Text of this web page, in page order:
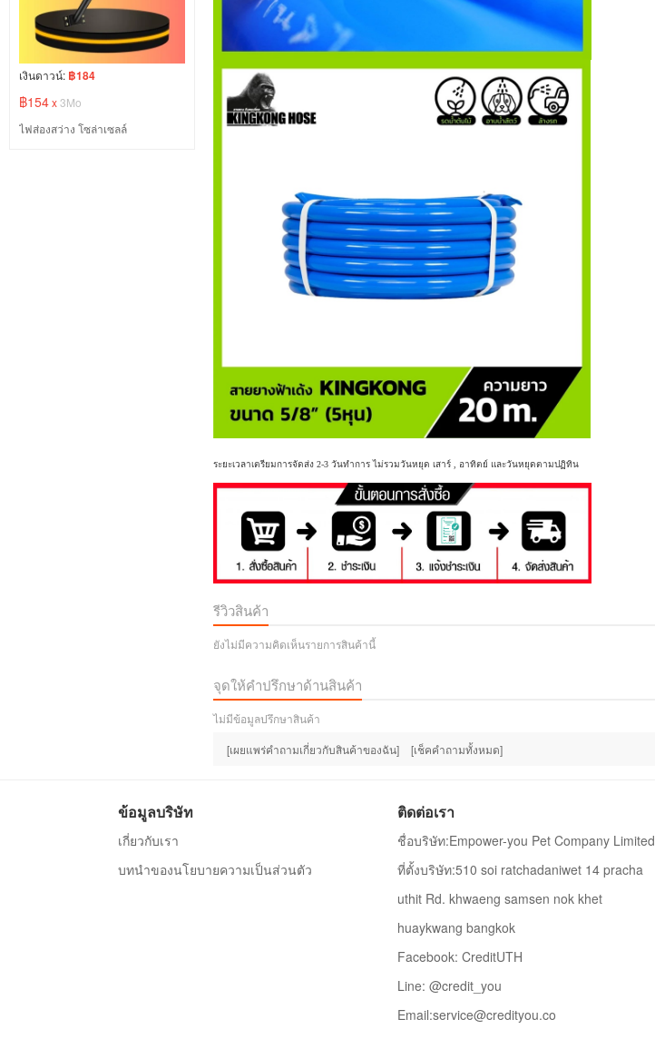
เงินดาวน์: ฿184
฿154x3Mo
ไฟส่องสว่าง โซล่าเซลล์
ระยะเวลาเตรียมการจัดส่ง 2-3 วันทำการ ไม่รวมวันหยุด เสาร์ , อาทิตย์ และวันหยุดตามปฏิทิน
รีวิวสินค้า
ยังไม่มีความคิดเห็นรายการสินค้านี้
จุดให้คำปรึกษาด้านสินค้า
ไม่มีข้อมูลปรึกษาสินค้า
[เผยแพร่คำถามเกี่ยวกับสินค้าของฉัน]
[เช็คคำถามทั้งหมด]
ข้อมูลบริษัท
เกี่ยวกับเรา
บทนำของนโยบายความเป็นส่วนตัว
ติดต่อเรา
ชื่อบริษัท:Empower-you Pet Company Limited
ที่ตั้งบริษัท:510 soi ratchadaniwet 14 pracha
uthit Rd. khwaeng samsen nok khet
huaykwang bangkok
Facebook: CreditUTH
Line: @credit_you
Email:service@credityou.co